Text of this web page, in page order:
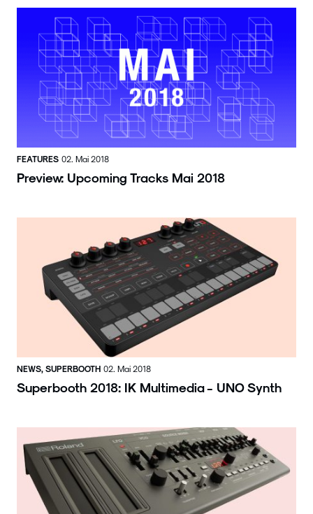
FEATURES 02. Mai 2018
Preview: Upcoming Tracks Mai 2018
NEWS, SUPERBOOTH 02. Mai 2018
Superbooth 2018: IK Multimedia - UNO Synth